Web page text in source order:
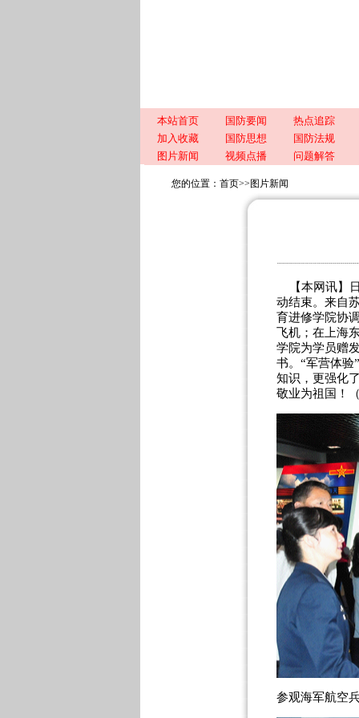
本站首页 国防要闻
热点追踪
加入收藏
国防思想
国防法规
图片新闻
视频点播 问题解答
您的位置： 首页>> 图片新闻
【本网讯】日
动结束。来自
育进修学院协
飞机；在上海
学院为学员赠
书。“军营体验
知识，更强化
敬业为祖国！
参观海军航空